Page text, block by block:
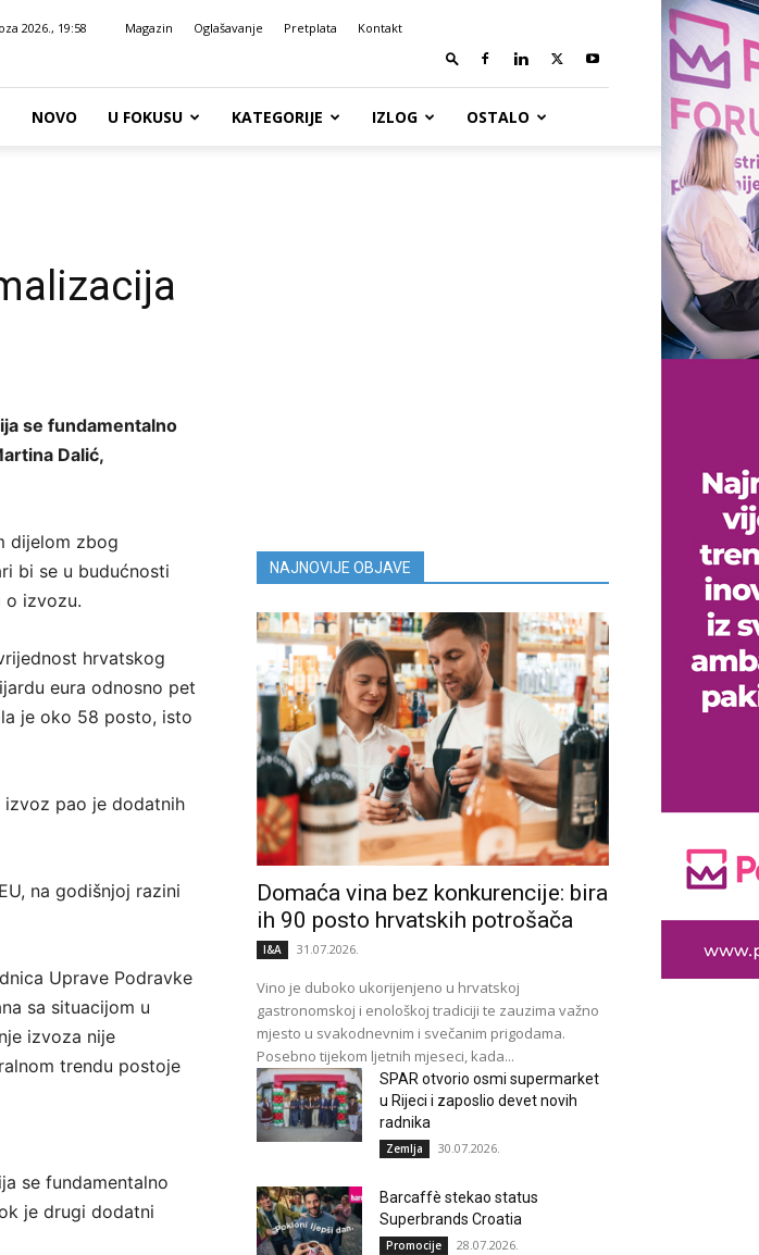
2026., 19:58 Magazin Oglašavanje Pretplata Kontakt
NOVO U FOKUSU KATEGORIJE IZLOG OSTALO
se fundamentalno
Dalić,
dijelom zbog
bi se u budućnosti
o izvozu.
hrvatskog
eura odnosno pet
je oko 58 posto, isto
izvoz pao je dodatnih
na godišnjoj razini
Uprave Podravke
sa situacijom u
izvoza nije
trendu postoje
se fundamentalno
je drugi dodatni
NAJNOVIJE OBJAVE
Domaća vina bez konkurencije: bira
ih 90 posto hrvatskih potrošača
I&A 31.07.2026.
Vino je duboko ukorijenjeno u hrvatskoj
gastronomskoj i enološkoj tradiciji te zauzima važno
mjesto u svakodnevnim i svečanim prigodama.
Posebno tijekom ljetnih mjeseci, kada...
SPAR otvorio osmi supermarket
u Rijeci i zaposlio devet novih
radnika
Zemlja 30.07.2026.
Barcaffè stekao status
Superbrands Croatia
Promocije 28.07.2026.